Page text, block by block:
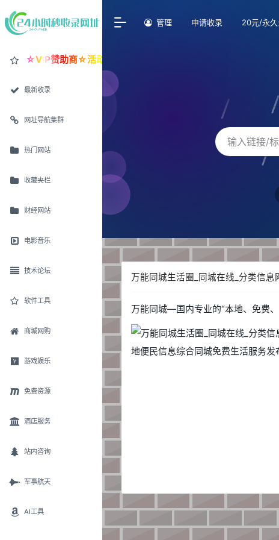
☆VIP赞助商☆活动价30元/永久置顶
最新收录
网址导航集群
热门网站
收藏夹栏
财经网站
电影音乐
技术论坛
软件工具
商城网购
游戏娱乐
免费资源
酒店服务
站内咨询
军事航天
AI工具
管理 申请收录 20元/永
万能同城生活圈_同城在线_分类信
万能同城—国内专业的“本地、免费、